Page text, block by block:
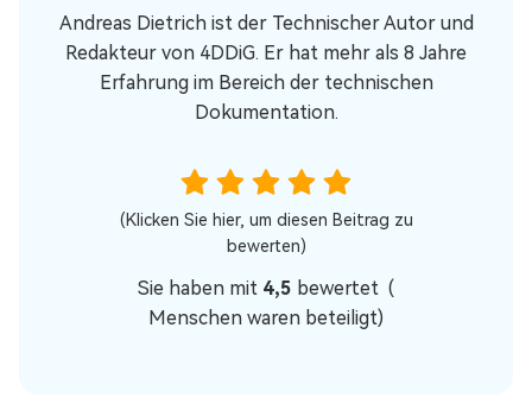
Andreas Dietrich ist der Technischer Autor und
Redakteur von 4DDiG. Er hat mehr als 8 Jahre
Erfahrung im Bereich der technischen
Dokumentation.
(Klicken Sie hier, um diesen Beitrag zu
bewerten)
Sie haben mit 4,5 bewertet (
Menschen waren beteiligt)